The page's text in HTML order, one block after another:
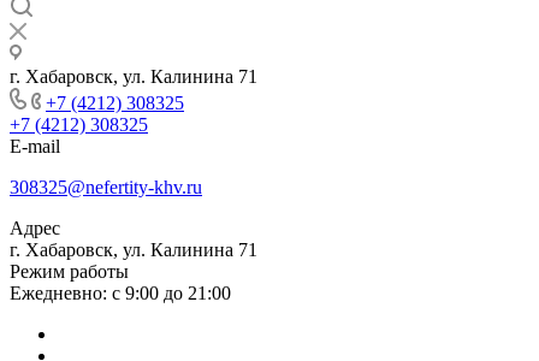
г. Хабаровск, ул. Калинина 71
+7 (4212) 308325
+7 (4212) 308325
E-mail
308325@nefertity-khv.ru
Адрес
г. Хабаровск, ул. Калинина 71
Режим работы
Ежедневно: с 9:00 до 21:00